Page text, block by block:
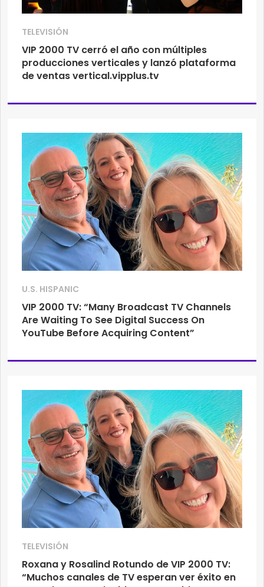
TELEVISIÓN
VIP 2000 TV cerró el año con múltiples
producciones verticales y lanzó plataforma
de ventas vertical.vipplus.tv
U.S. HISPANIC
VIP 2000 TV: “Many Broadcast TV Channels
Are Waiting To See Digital Success On
YouTube Before Acquiring Content”
TELEVISIÓN
Roxana y Rosalind Rotundo de VIP 2000 TV:
“Muchos canales de TV esperan ver éxito en